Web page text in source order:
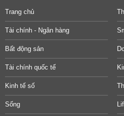
Trang chủ
Tài chính - Ngân hàng
Bất động sản
Tài chính quốc tế
Kinh tế số
Sống